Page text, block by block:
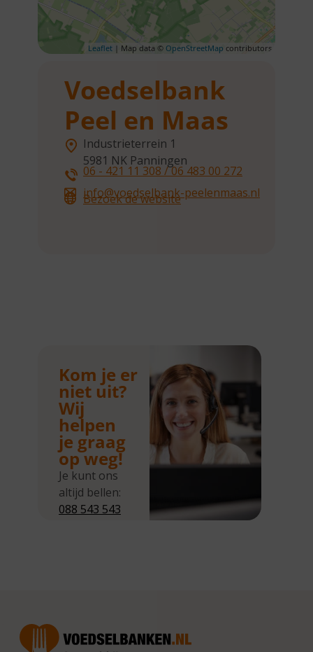
Leaflet | Map data © OpenStreetMap contributors
Voedselbank
Peel en Maas
Industrieterrein 1
5981 NK Panningen
06 - 421 11 308 / 06 483 00 272
info@voedselbank-peelenmaas.nl
Bezoek de website
Kom je er
niet uit?
Wij
helpen
je graag
op weg!
Je kunt ons
altijd bellen:
088 543 543
van 10.00 –